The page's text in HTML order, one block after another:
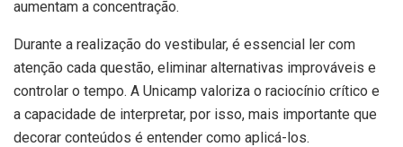
aumentam a concentração.
Durante a realização do vestibular, é essencial ler com
atenção cada questão, eliminar alternativas improváveis e
controlar o tempo. A Unicamp valoriza o raciocínio crítico e
a capacidade de interpretar, por isso, mais importante que
decorar conteúdos é entender como aplicá-los.